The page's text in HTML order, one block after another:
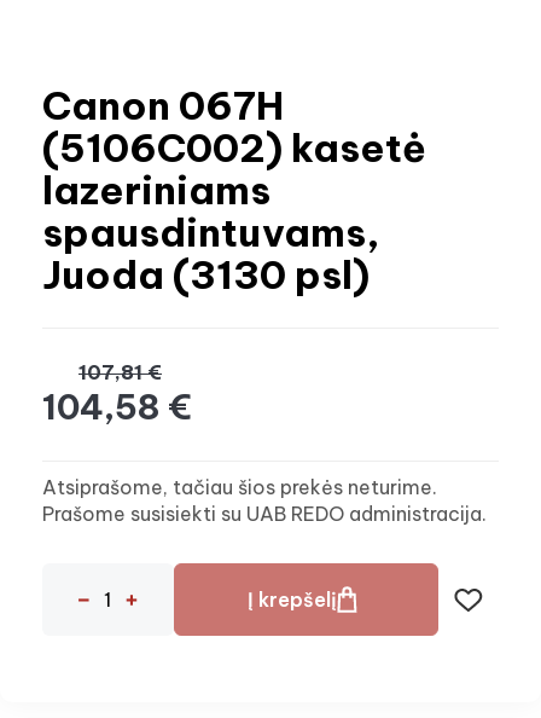
Canon 067H
(5106C002) kasetė
lazeriniams
spausdintuvams,
Juoda (3130 psl)
107,81 €
104,58 €
Atsiprašome, tačiau šios prekės neturime.
Prašome susisiekti su UAB REDO administracija.
Į krepšelį